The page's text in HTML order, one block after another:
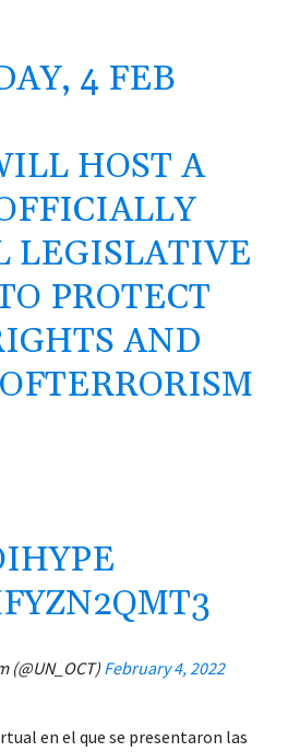
4 FEB
HOST A
LEGISLATIVE
PROTECT
AND
(@UN_OCT) February 4, 2022
en el que se presentaron las